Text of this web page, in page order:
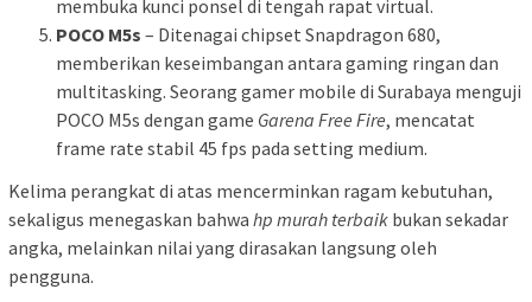
membuka kunci ponsel di tengah rapat virtual.
POCO M5s – Ditenagai chipset Snapdragon 680,
memberikan keseimbangan antara gaming ringan dan
multitasking. Seorang gamer mobile di Surabaya menguji
POCO M5s dengan game Garena Free Fire, mencatat
frame rate stabil 45 fps pada setting medium.
Kelima perangkat di atas mencerminkan ragam kebutuhan,
sekaligus menegaskan bahwa hp murah terbaik bukan sekadar
angka, melainkan nilai yang dirasakan langsung oleh
pengguna.